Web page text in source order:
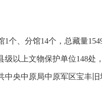
个、分馆14个，总藏量
以上文物保护单位148处
央中原局中原军区宝丰